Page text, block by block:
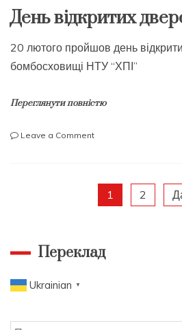
День відкритих
20 лютого пройшов день
бомбосховищі НТУ “ХПІ”
Переглянути повністю
Leave a Commenton
ОFFLINE
Пагінація
записів
1 2
Переклад
Ukrainian ▼